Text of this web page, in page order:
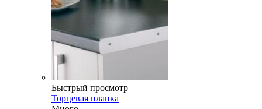
Быстрый просмотр
Торцевая планка